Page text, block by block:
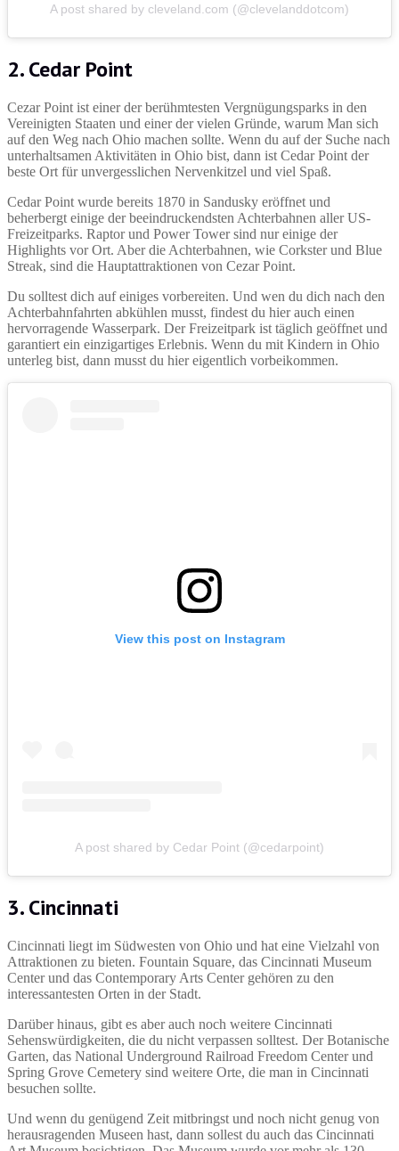
A post shared by cleveland.com (@clevelanddotcom)
2. Cedar Point
Cezar Point ist einer der berühmtesten Vergnügungsparks in den
Vereinigten Staaten und einer der vielen Gründe, warum Man sich
auf den Weg nach Ohio machen sollte. Wenn du auf der Suche nach
unterhaltsamen Aktivitäten in Ohio bist, dann ist Cedar Point der
beste Ort für unvergesslichen Nervenkitzel und viel Spaß.
Cedar Point wurde bereits 1870 in Sandusky eröffnet und
beherbergt einige der beeindruckendsten Achterbahnen aller US-
Freizeitparks. Raptor und Power Tower sind nur einige der
Highlights vor Ort. Aber die Achterbahnen, wie Corkster und Blue
Streak, sind die Hauptattraktionen von Cezar Point.
Du solltest dich auf einiges vorbereiten. Und wen du dich nach den
Achterbahnfahrten abkühlen musst, findest du hier auch einen
hervorragende Wasserpark. Der Freizeitpark ist täglich geöffnet und
garantiert ein einzigartiges Erlebnis. Wenn du mit Kindern in Ohio
unterleg bist, dann musst du hier eigentlich vorbeikommen.
View this post on Instagram
A post shared by Cedar Point (@cedarpoint)
3. Cincinnati
Cincinnati liegt im Südwesten von Ohio und hat eine Vielzahl von
Attraktionen zu bieten. Fountain Square, das Cincinnati Museum
Center und das Contemporary Arts Center gehören zu den
interessantesten Orten in der Stadt.
Darüber hinaus, gibt es aber auch noch weitere Cincinnati
Sehenswürdigkeiten, die du nicht verpassen solltest. Der Botanische
Garten, das National Underground Railroad Freedom Center und
Spring Grove Cemetery sind weitere Orte, die man in Cincinnati
besuchen sollte.
Und wenn du genügend Zeit mitbringst und noch nicht genug von
herausragenden Museen hast, dann sollest du auch das Cincinnati